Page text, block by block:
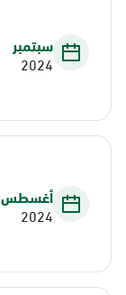
سبتمبر
2024
أغسطس
2024